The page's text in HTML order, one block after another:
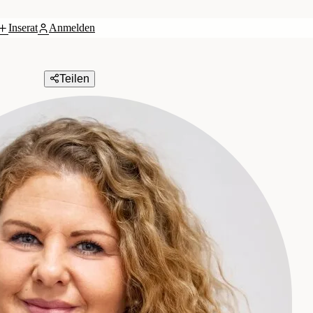
Inserat
Anmelden
Teilen
Treuhandgesellschaft m.b.H